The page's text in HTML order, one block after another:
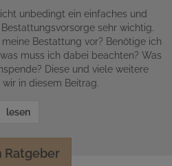
unbedingt ein einfaches und
sehr wichtig.
Bestattung vor? Benötige ich
muss ich dabei beachten? Was
Diese und viele weitere
wir in diesem Beitrag.
lesen
Ratgeber